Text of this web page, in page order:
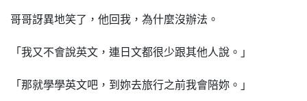
哥哥訝異地笑了，他回我，為什麼沒辦法。
「我又不會說英文，連日文都很少跟其他人說。」
「那就學學英文吧，到妳去旅行之前我會陪妳。」